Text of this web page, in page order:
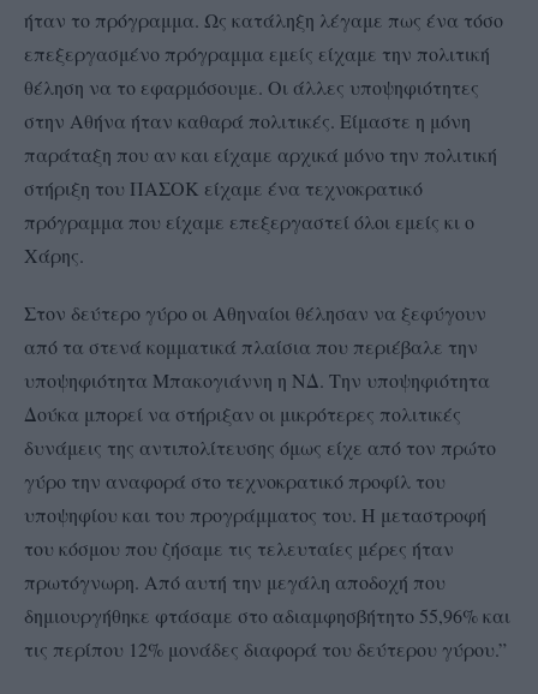
ήταν το πρόγραμμα. Ως κατάληξη λέγαμε πως ένα τόσο
επεξεργασμένο πρόγραμμα εμείς είχαμε την πολιτική
θέληση να το εφαρμόσουμε. Οι άλλες υποψηφιότητες
στην Αθήνα ήταν καθαρά πολιτικές. Είμαστε η μόνη
παράταξη που αν και είχαμε αρχικά μόνο την πολιτική
στήριξη του ΠΑΣΟΚ είχαμε ένα τεχνοκρατικό
πρόγραμμα που είχαμε επεξεργαστεί όλοι εμείς κι ο
Χάρης.
Στον δεύτερο γύρο οι Αθηναίοι θέλησαν να ξεφύγουν
από τα στενά κομματικά πλαίσια που περιέβαλε την
υποψηφιότητα Μπακογιάννη η ΝΔ. Την υποψηφιότητα
Δούκα μπορεί να στήριξαν οι μικρότερες πολιτικές
δυνάμεις της αντιπολίτευσης όμως είχε από τον πρώτο
γύρο την αναφορά στο τεχνοκρατικό προφίλ του
υποψηφίου και του προγράμματος του. Η μεταστροφή
του κόσμου που ζήσαμε τις τελευταίες μέρες ήταν
πρωτόγνωρη. Από αυτή την μεγάλη αποδοχή που
δημιουργήθηκε φτάσαμε στο αδιαμφησβήτητο 55,96% και
τις περίπου 12% μονάδες διαφορά του δεύτερου γύρου.”